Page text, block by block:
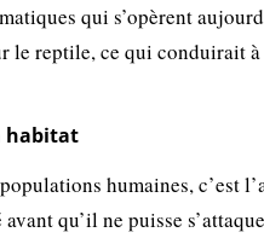
qui s’opèrent
reptile, ce qui conduirait
habitat
humaines, c’est
qu’il ne puisse